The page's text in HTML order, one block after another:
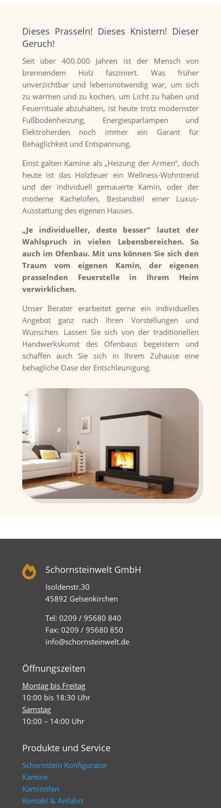
Dieses Prasseln! Dieses Knistern! Dieser
Geruch!
Seit über 400.000 Jahren ist der Mensch von
brennendem Holz fasziniert. Was früher
unverzichtbar und lebensnotwendig war, um sich
zu wärmen und zu kochen, um Licht zu haben und
Feuerrituale abzuhalten, ist heute trotz modernster
Fußbodenheizung, Energiesparlampen und
Elektroherden noch immer ein Garant für
Behaglichkeit und Entspannung.
Einst galten Kamine als „Heizung der Armen“, doch
heute ist das Holzfeuer ein Wellness-Wohntrend
und der individuell gemauerte Kamin, oder der
moderne Kachelofen, Bestandteil einer Luxus-
Ausstattung des eigenen Hauses.
„Je individueller, desto besser“ lautet der
Wahlspruch in vielen Lebensbereichen. So
auch im Ofenbau. Mit uns können Sie sich den
Traum vom eigenen Kamin, der eigenen
prasselnden Feuerstelle in Ihrem Heim
verwirklichen.
Unser Berater erarbeitet gerne ein individuelles
Angebot ganz nach Ihren Vorstellungen und
Wünschen. Lassen Sie sich von der traditionellen
Handwerkskunst des Ofenbaus begeistern und
schaffen auch Sie sich in Ihrem Zuhause eine
behagliche Oase der Entschleunigung.
 Schornsteinwelt GmbH
Isoldenstr.30
45892 Gelsenkirchen
Tel: 0209 / 95680 840
Fax: 0209 / 95680 850
info@schornsteinwelt.de
Öffnungszeiten
Montag bis Freitag
10:00 bis 18:30 Uhr
Samstag
10:00 – 14:00 Uhr
Produkte und Service
Schornstein Konfigurator
Kamine
Kaminöfen
Kontakt & Anfahrt